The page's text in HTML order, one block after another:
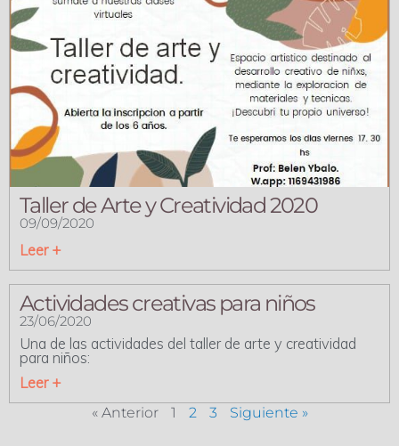
Taller de Arte y Creatividad 2020
09/09/2020
Leer +
Actividades creativas para niños
23/06/2020
Una de las actividades del taller de arte y creatividad
para niños:
Leer +
« Anterior
1 2 3 Siguiente »